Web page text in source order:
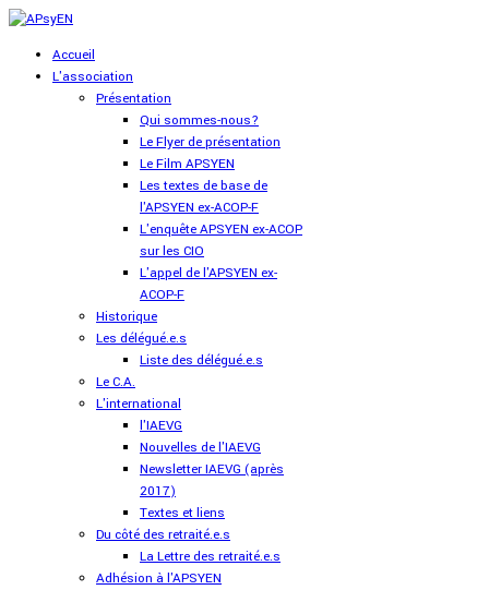
Accueil
L'association
Présentation
Qui sommes-nous?
Le Flyer de présentation
Le Film APSYEN
Les textes de base de
l'APSYEN ex-ACOP-F
L'enquête APSYEN ex-ACOP
sur les CIO
L'appel de l'APSYEN ex-
ACOP-F
Historique
Les délégué.e.s
Liste des délégué.e.s
Le C.A.
L'international
l'IAEVG
Nouvelles de l'IAEVG
Newsletter IAEVG (après
2017)
Textes et liens
Du côté des retraité.e.s
La Lettre des retraité.e.s
Adhésion à l'APSYEN